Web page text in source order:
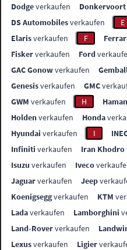
Dodgeverkaufen Donkervoort
DS Automobilesverkaufen E
Elarisverkaufen F
Fiskerverkaufen Ford
GAC Gonowverkaufen
Genesisverkaufen GMC
GWM verkaufen H
Holdenverkaufen Honda
Hyundai verkaufen I
Infiniti verkaufen Iran Khodro
Isuzu verkaufen Iveco
Jaguarverkaufen Jeep
Koenigseggverkaufen KTM
Ladaverkaufen Lamborghini
Land-Roververkaufen
Lexusverkaufen Ligier